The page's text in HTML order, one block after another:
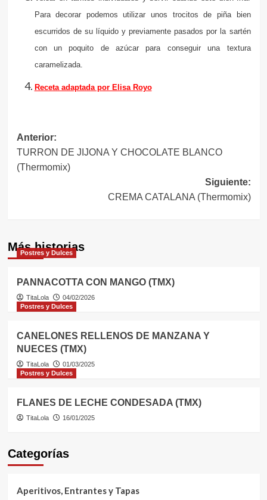
Para decorar podemos utilizar unos trocitos de piña bien
escurridos de su líquido y previamente pasados por la sartén
con un poquito de azúcar para conseguir una textura
caramelizada.
Receta adaptada por Elisa Royo
Navegación
de
entradas
Anterior:
TURRON DE JIJONA Y CHOCOLATE BLANCO
(Thermomix)
Siguiente:
CREMA CATALANA (Thermomix)
Más historias
Postres y Dulces
PANNACOTTA CON MANGO (TMX)
TitaLola
04/02/2026
Postres y Dulces
CANELONES RELLENOS DE MANZANA Y
NUECES (TMX)
TitaLola
01/03/2025
Postres y Dulces
FLANES DE LECHE CONDESADA (TMX)
TitaLola 16/01/2025
Categorías
Aperitivos, Entrantes y Tapas